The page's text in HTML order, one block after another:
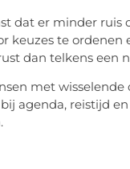
dat er minder
keuzes te
dan telkens een
met
agenda, reistijd